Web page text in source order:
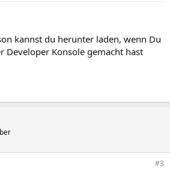
kannst du herunter laden, wenn Du
Developer Konsole gemacht hast
#3